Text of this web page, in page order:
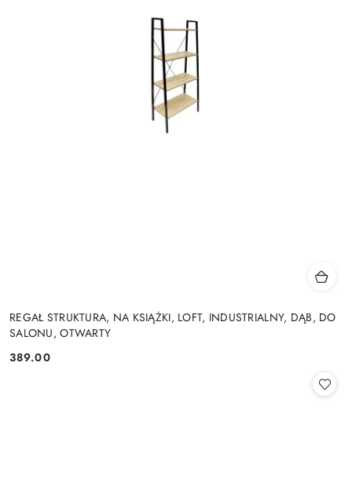
REGAŁ STRUKTURA, NA KSIĄŻKI, LOFT, INDUSTRIALNY, DĄB, DO
SALONU, OTWARTY
Cena:
389.00